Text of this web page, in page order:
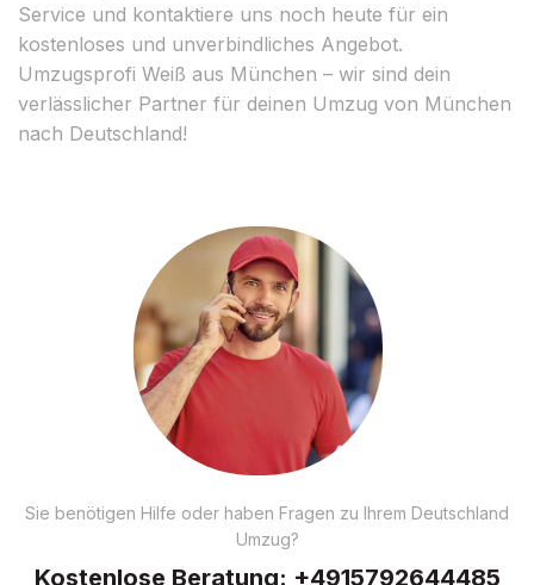
Service und kontaktiere uns noch heute für ein
kostenloses und unverbindliches Angebot.
Umzugsprofi Weiß aus München – wir sind dein
verlässlicher Partner für deinen Umzug von München
nach Deutschland!
Sie benötigen Hilfe oder haben Fragen zu Ihrem Deutschland
Umzug?
Kostenlose Beratung: +4915792644485